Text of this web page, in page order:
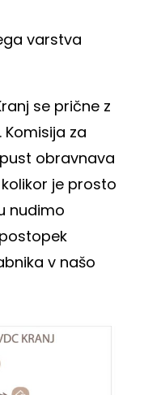
varstva
se prične z
za
obravnava
je prosto
nudimo
v našo